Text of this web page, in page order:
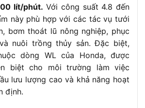
BPR6ES, NGK / W20EPR-U,
DENSO
Tát nhớt cưỡng bức
0.58 lít
3.1 lít
lít/phút. Với công suất 4.8 đến
này phù hợp với các tác vụ tưới
bơm thoát lũ nông nghiệp, phục
nuôi trồng thủy sản. Đặc biệt,
dòng WL của Honda, được
biệt cho môi trường làm việc
lưu lượng cao và khả năng hoạt
định.